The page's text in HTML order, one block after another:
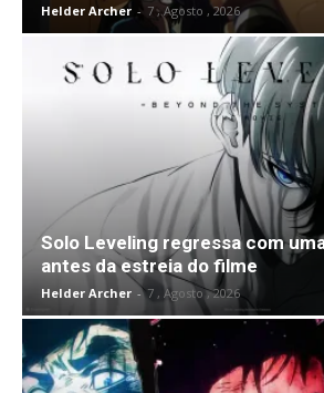
Helder Archer - 7 , Agosto , 2026
Solo Leveling regressa com
antes da estreia do filme
Helder Archer - 7 , Agosto , 2026